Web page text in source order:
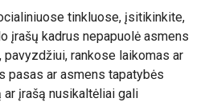
tinkluose, įsitikinkite,
įrašų kadrus nepapuolė asmens
rankose laikomas ar
pasas ar asmens tapatybės
ar įrašą nusikaltėliai gali